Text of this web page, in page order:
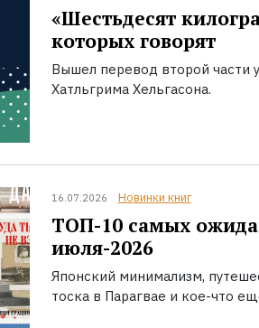
«Шестьдесят
которых говорят
Вышел перевод второй части
Хатльгрима Хельгасона.
16.07.2026 Новинки книг
ТОП-10 самых
июля-2026
Японский минимализм,
тоска в Парагвае и кое-что